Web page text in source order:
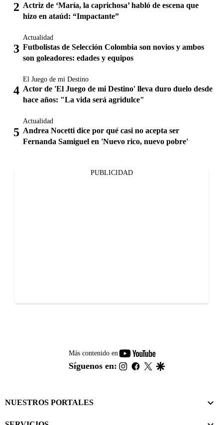
Actriz de ‘María, la caprichosa’ habló de escena que
hizo en ataúd: “Impactante”
Actualidad
Futbolistas de Selección Colombia son novios y ambos
son goleadores: edades y equipos
El Juego de mi Destino
Actor de 'El Juego de mi Destino' lleva duro duelo desde
hace años: "La vida será agridulce"
Actualidad
Andrea Nocetti dice por qué casi no acepta ser
Fernanda Samiguel en 'Nuevo rico, nuevo pobre'
PUBLICIDAD
Más contenido en
youtube-
footer
Síguenos en: instagram
facebook
twitter
NUESTROS PORTALES